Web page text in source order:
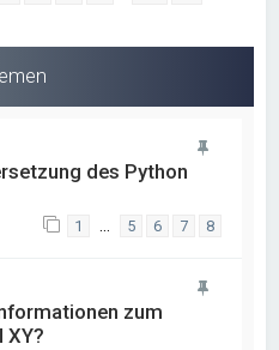
des Python
1 … 5 6 7 8
zum
XY?